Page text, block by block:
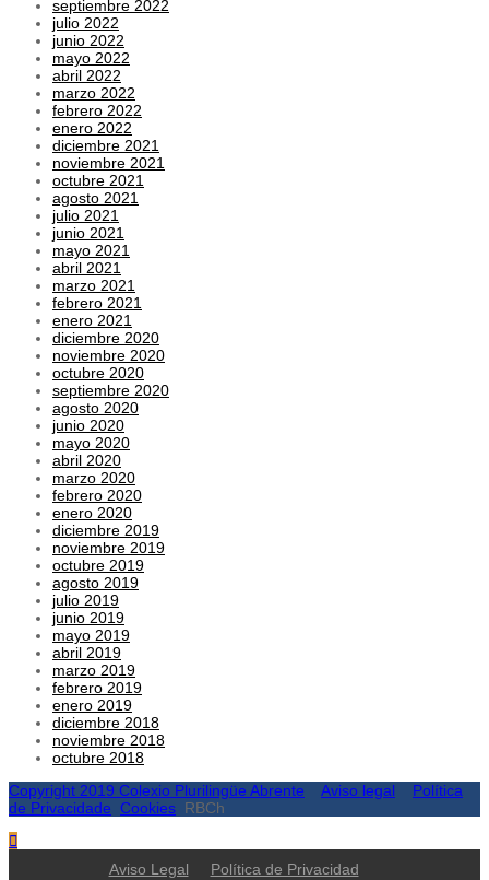
septiembre 2022
julio 2022
junio 2022
mayo 2022
abril 2022
marzo 2022
febrero 2022
enero 2022
diciembre 2021
noviembre 2021
octubre 2021
agosto 2021
julio 2021
junio 2021
mayo 2021
abril 2021
marzo 2021
febrero 2021
enero 2021
diciembre 2020
noviembre 2020
octubre 2020
septiembre 2020
agosto 2020
junio 2020
mayo 2020
abril 2020
marzo 2020
febrero 2020
enero 2020
diciembre 2019
noviembre 2019
octubre 2019
agosto 2019
julio 2019
junio 2019
mayo 2019
abril 2019
marzo 2019
febrero 2019
enero 2019
diciembre 2018
noviembre 2018
octubre 2018
Copyright 2019 Colexio Plurilingüe Abrente
Aviso legal
Política
de Privacidade Cookies RBCh
Aviso Legal Política de Privacidad